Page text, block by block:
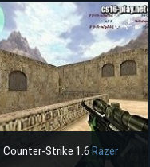
Counter-Strike 1.6Razer